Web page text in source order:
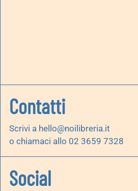
Contatti
Scrivi a hello@noilibreria.it
o chiamaci allo 02 3659 7328
Social